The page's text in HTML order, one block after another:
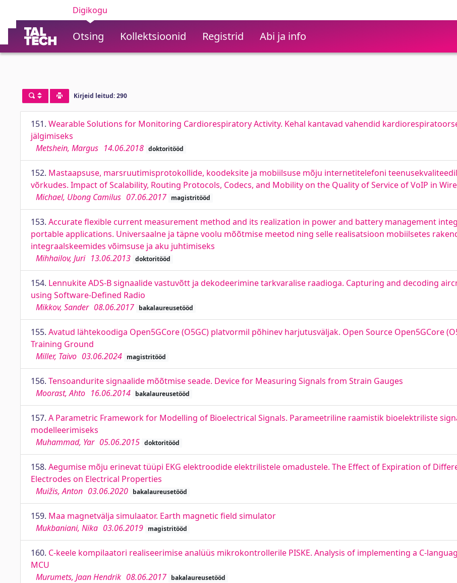
Digikogu
Otsing Kollektsioonid Registrid Abi ja info
Kirjeid leitud: 290
151. Wearable Solutions for Monitoring Cardiorespiratory Activity. Kehal kantavad vahendid
jälgimiseks
Metshein, Margus 14.06.2018 doktoritööd
152. Mastaapsuse, marsruutimisprotokollide, koodeksite ja mobiilsuse mõju internetitelefoni
võrkudes. Impact of Scalability, Routing Protocols, Codecs, and Mobility on the Quality of Service of VoIP in
Michael, Ubong Camilus 07.06.2017 magistritööd
153. Accurate flexible current measurement method and its realization in power and battery management
portable applications. Universaalne ja täpne voolu mõõtmise meetod ning selle realisatsioon mobiilsetes
integraalskeemides võimsuse ja aku juhtimiseks
Mihhailov, Juri 13.06.2013 doktoritööd
154. Lennukite ADS-B signaalide vastuvõtt ja dekodeerimine tarkvaralise raadioga. Capturing and decoding
using Software-Defined Radio
Mikkov, Sander 08.06.2017 bakalaureusetööd
155. Avatud lähtekoodiga Open5GCore (O5GC) platvormil põhinev harjutusväljak. Open Source Open5GCore
Training Ground
Miller, Taivo 03.06.2024 magistritööd
156. Tensoandurite signaalide mõõtmise seade. Device for Measuring Signals from Strain Gauges
Moorast, Ahto 16.06.2014 bakalaureusetööd
157. A Parametric Framework for Modelling of Bioelectrical Signals. Parameetriline raamistik bioelektriliste
modelleerimiseks
Muhammad, Yar 05.06.2015 doktoritööd
158. Aegumise mõju erinevat tüüpi EKG elektroodide elektrilistele omadustele. The Effect of Expiration of
Electrodes on Electrical Properties
Muižis, Anton 03.06.2020 bakalaureusetööd
159. Maa magnetvälja simulaator. Earth magnetic field simulator
Mukbaniani, Nika 03.06.2019 magistritööd
160. C-keele kompilaatori realiseerimise analüüs mikrokontrollerile PISKE. Analysis of implementing a C-
MCU
Murumets, Jaan Hendrik 08.06.2017 bakalaureusetööd